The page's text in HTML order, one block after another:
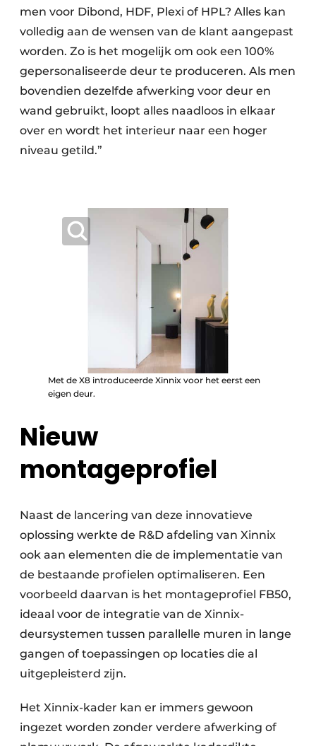
men voor Dibond, HDF, Plexi of HPL? Alles kan
volledig aan de wensen van de klant aangepast
worden. Zo is het mogelijk om ook een 100%
gepersonaliseerde deur te produceren. Als men
bovendien dezelfde afwerking voor deur en
wand gebruikt, loopt alles naadloos in elkaar
over en wordt het interieur naar een hoger
niveau getild.”
Met de X8 introduceerde Xinnix voor het eerst een
eigen deur.
Nieuw
montageprofiel
Naast de lancering van deze innovatieve
oplossing werkte de R&D afdeling van Xinnix
ook aan elementen die de implementatie van
de bestaande profielen optimaliseren. Een
voorbeeld daarvan is het montageprofiel FB50,
ideaal voor de integratie van de Xinnix-
deursystemen tussen parallelle muren in lange
gangen of toepassingen op locaties die al
uitgepleisterd zijn.
Het Xinnix-kader kan er immers gewoon
ingezet worden zonder verdere afwerking of